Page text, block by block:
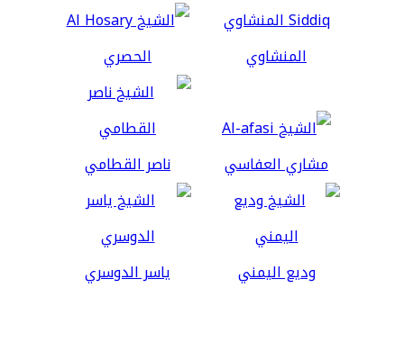
المنشاوي الحصري
مشاري العفاسي ناصر القطامي
وديع اليمني ياسر الدوسري